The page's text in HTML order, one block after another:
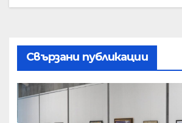
Свързани публикации